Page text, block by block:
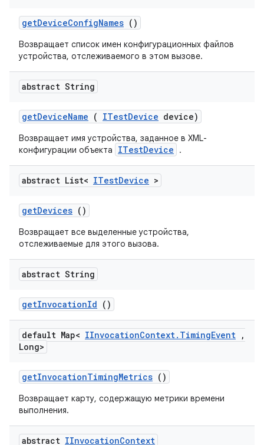
getDeviceConfigNames ()
Возвращает список имен конфигурационных файлов
устройства, отслеживаемого в этом вызове.
abstract String
getDeviceName ( ITestDevice device)
Возвращает имя устройства, заданное в XML-
конфигурации объекта
ITestDevice .
abstract List< ITestDevice >
getDevices ()
Возвращает все выделенные устройства,
отслеживаемые для этого вызова.
abstract String
getInvocationId ()
default Map< IInvocationContext. TimingEvent ,
Long>
getInvocationTimingMetrics ()
Возвращает карту, содержащую метрики времени
выполнения.
abstract IInvocationContext